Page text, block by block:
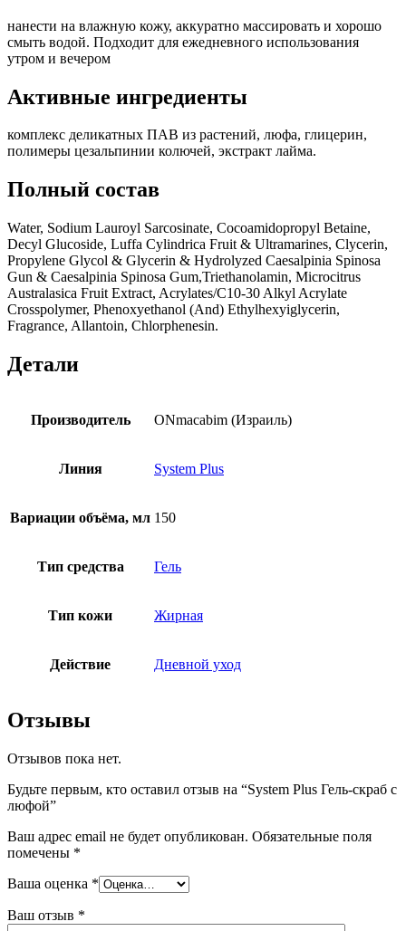
нанести на влажную кожу, аккуратно массировать и хорошо
смыть водой. Подходит для ежедневного использования
утром и вечером
Активные ингредиенты
комплекс деликатных ПАВ из растений, люфа, глицерин,
полимеры цезальпинии колючей, экстракт лайма.
Полный состав
Water, Sodium Lauroyl Sarcosinate, Cocoamidopropyl Betaine,
Decyl Glucoside, Luffa Cylindrica Fruit & Ultramarines, Clycerin,
Propylene Glycol & Glycerin & Hydrolyzed Caesalpinia Spinosa
Gun & Caesalpinia Spinosa Gum,Triethanolamin, Microcitrus
Australasica Fruit Extract, Acrylates/C10-30 Alkyl Acrylate
Crosspolymer, Phenoxyethanol (And) Ethylhexyiglycerin,
Fragrance, Allantoin, Chlorphenesin.
Детали
Производитель ONmacabim (Израиль)
Линия System Plus
Вариации объёма, мл 150
Тип средства Гель
Тип кожи Жирная
Действие Дневной уход
Отзывы
Отзывов пока нет.
Будьте первым, кто оставил отзыв на “System Plus Гель-скраб с
люфой”
Ваш адрес email не будет опубликован. Обязательные поля
помечены *
Ваша оценка *
Ваш отзыв *